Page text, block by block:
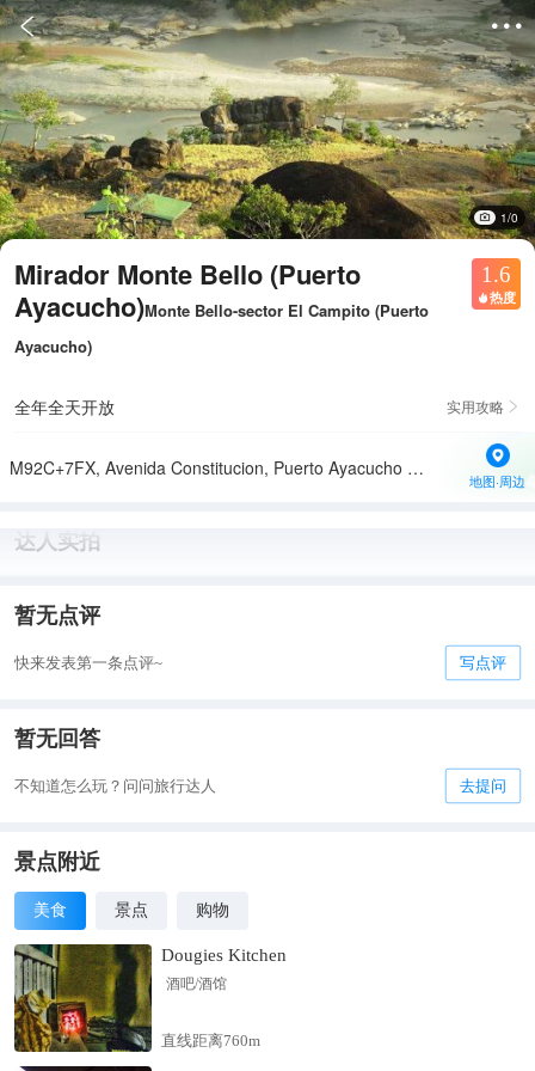
 
1/0
Mirador Monte Bello (Puerto
Ayacucho)Monte Bello-sector El Campito (Puerto
Ayacucho)
1.6
 热度
全年全天开放 实用攻略 
M92C+7FX, Avenida Constitucion, Puerto Ayacucho 7101, Amazonas, Venezuela
地图·周边
达人实拍
暂无点评
快来发表第一条点评~ 写点评
暂无回答
不知道怎么玩？问问旅行达人 去提问
景点附近
美食 景点 购物
Dougies Kitchen
酒吧/酒馆
直线距离760m